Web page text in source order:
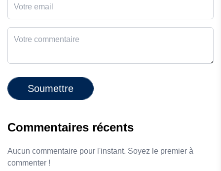
Soumettre
Commentaires récents
Aucun commentaire pour l'instant. Soyez le premier à
commenter !